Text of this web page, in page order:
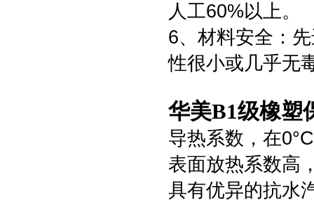
人工60%以上。
6、材料安全：
性很小或几乎无
华美B1级橡塑
导热系数，在
表面放热系数高
具有优异的抗水